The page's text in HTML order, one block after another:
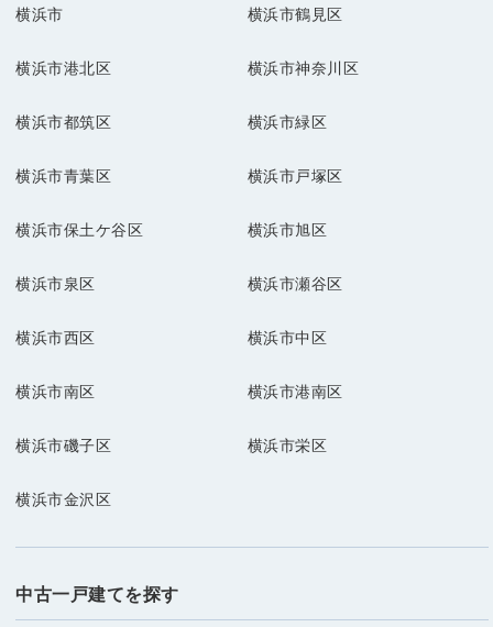
横浜市 横浜市鶴見区
横浜市港北区 横浜市神奈川区
横浜市都筑区 横浜市緑区
横浜市青葉区 横浜市戸塚区
横浜市保土ケ谷区 横浜市旭区
横浜市泉区 横浜市瀬谷区
横浜市西区 横浜市中区
横浜市南区 横浜市港南区
横浜市磯子区 横浜市栄区
横浜市金沢区
中古一戸建てを探す